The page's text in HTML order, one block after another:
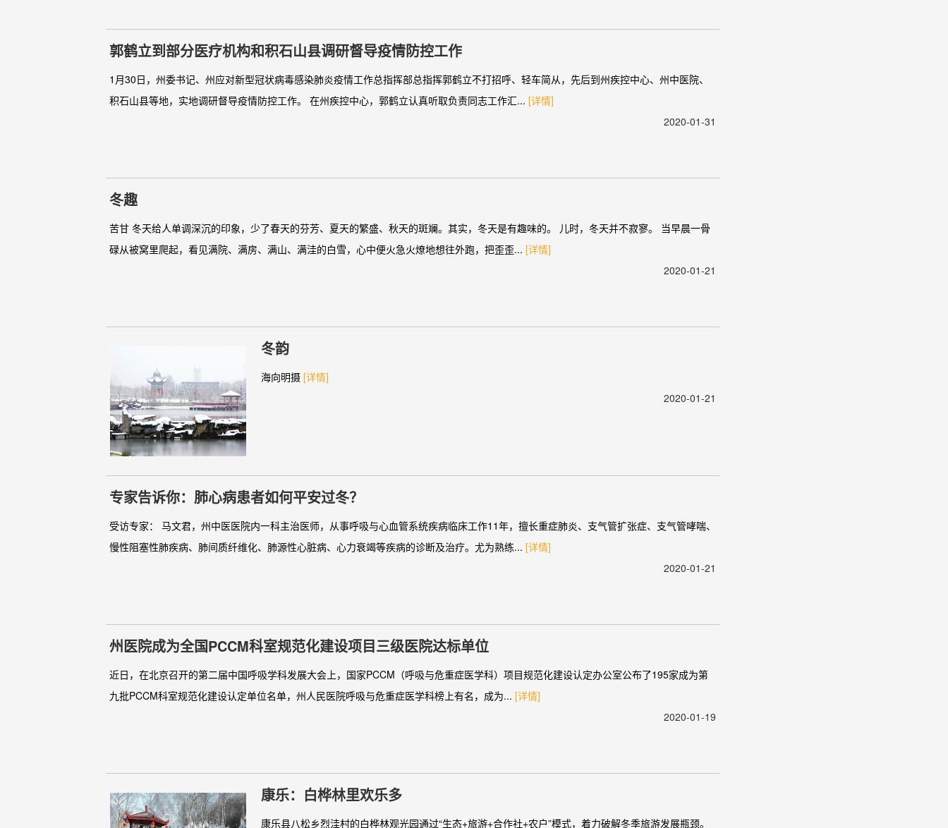
郭鹤立到部分医疗机构和积石山县调研督导疫情防控工作
1月30日，州委书记、州应对新型冠状病毒感染肺炎疫情工作总指挥部总指挥郭鹤立不打招呼、轻车简从，先后到州疾控中心、州中医院、
积石山县等地，实地调研督导疫情防控工作。 在州疾控中心，郭鹤立认真听取负责同志工作汇... [详情]
2020-01-31
冬趣
苦甘 冬天给人单调深沉的印象，少了春天的芬芳、夏天的繁盛、秋天的斑斓。其实，冬天是有趣味的。 儿时，冬天并不寂寥。 当早晨一骨
碌从被窝里爬起，看见满院、满房、满山、满洼的白雪，心中便火急火燎地想往外跑，把歪歪... [详情]
2020-01-21
冬韵
海向明摄 [详情]
2020-01-21
专家告诉你：肺心病患者如何平安过冬？
受访专家： 马文君，州中医医院内一科主治医师，从事呼吸与心血管系统疾病临床工作11年，擅长重症肺炎、支气管扩张症、支气管哮喘、
慢性阻塞性肺疾病、肺间质纤维化、肺源性心脏病、心力衰竭等疾病的诊断及治疗。尤为熟练... [详情]
2020-01-21
州医院成为全国PCCM科室规范化建设项目三级医院达标单位
近日，在北京召开的第二届中国呼吸学科发展大会上，国家PCCM（呼吸与危重症医学科）项目规范化建设认定办公室公布了195家成为第
九批PCCM科室规范化建设认定单位名单，州人民医院呼吸与危重症医学科榜上有名，成为... [详情]
2020-01-19
康乐：白桦林里欢乐多
康乐县八松乡烈洼村的白桦林观光园通过“生态+旅游+合作社+农户”模式，着力破解冬季旅游发展瓶颈。